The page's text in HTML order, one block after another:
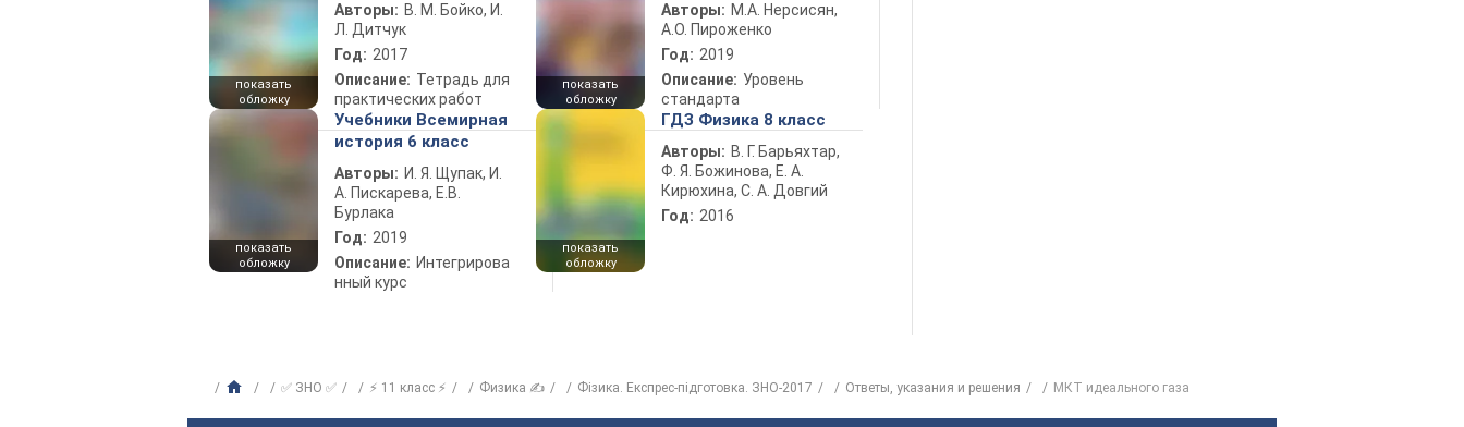
показать
обложку
Авторы: В. М. Бойко, И.
Л. Дитчук
Год: 2017
Описание: Тетрадь для
практических работ
показать
обложку
Авторы: М.А. Нерсисян,
А.О. Пироженко
Год: 2019
Описание: Уровень
стандарта
показать
обложку
Учебники Всемирная
история 6 класс
Авторы: И. Я. Щупак, И.
А. Пискарева, Е.В.
Бурлака
Год: 2019
Описание: Интегрирова
нный курс
показать
обложку
ГДЗ Физика 8 класс
Авторы: В. Г. Барьяхтар,
Ф. Я. Божинова, Е. А.
Кирюхина, С. А. Довгий
Год: 2016
✅ ЗНО ✅ ⚡ 11 класс ⚡ Физика ✍ Фізика. Експрес-підготовка. ЗНО-2017 Ответы, указания и решения МКТ идеального газа